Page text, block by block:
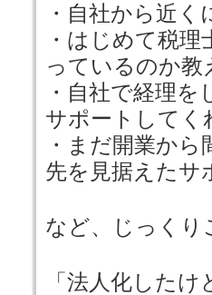
・自社から近
・はじめて税
っているのか教
・自社で経理
サポートしてく
・まだ開業か
先を見据えたサ
など、じっくり
「法人化した